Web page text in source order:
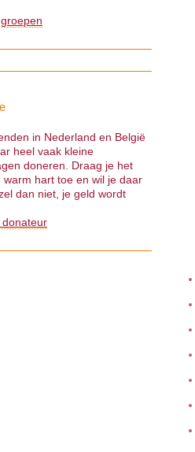
in Nederland en België
heel vaak kleine
doneren. Draag je het
hart toe en wil je daar
dan niet, je geld wordt